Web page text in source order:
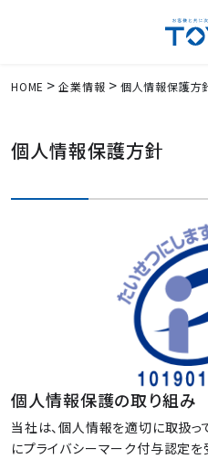
HOME 企業情報 個人情報保護方
個人情報保護方針
個人情報保護の取り組み
当社は、個人情報を適切に取扱っ
にプライバシーマーク付与認定を